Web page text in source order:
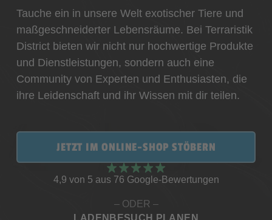
Tauche ein in unsere Welt exotischer Tiere und
maßgeschneiderter Lebensräume. Bei Terraristik
District bieten wir nicht nur hochwertige Produkte
und Dienstleistungen, sondern auch eine
Community von Experten und Enthusiasten, die
ihre Leidenschaft und ihr Wissen mit dir teilen.
JETZT IM ONLINE-SHOP STÖBERN
4,9 von 5 aus 76 Google-Bewertungen
– ODER –
LADENBESUCH PLANEN